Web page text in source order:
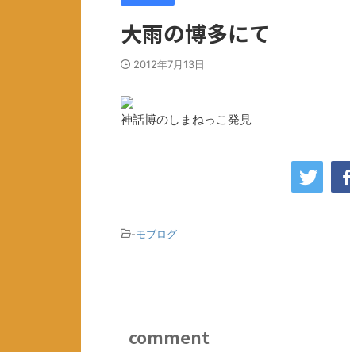
大雨の博多にて
2012年7月13日
神話博のしまねっこ発見
-モブログ
comment